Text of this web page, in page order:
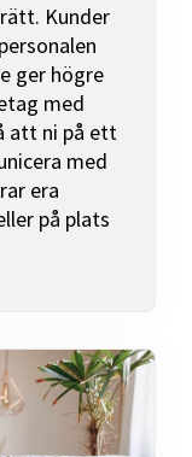
Kunder
ger högre
med
att ni på ett
med
era
på plats